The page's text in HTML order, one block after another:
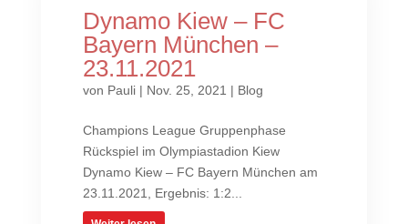
Dynamo Kiew – FC
Bayern München –
23.11.2021
von Pauli| Nov. 25, 2021 | Blog
Champions League Gruppenphase
Rückspiel im Olympiastadion Kiew
Dynamo Kiew – FC Bayern München am
23.11.2021, Ergebnis: 1:2...